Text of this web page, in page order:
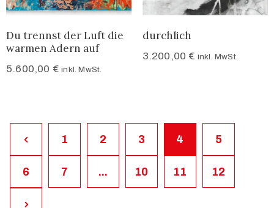
Du trennst der Luft die
warmen Adern auf
5.600,00 € inkl. MwSt.
durchlich
3.200,00 € inkl. MwSt.
1 2 3 4 5
6 7 ... 10 11 12